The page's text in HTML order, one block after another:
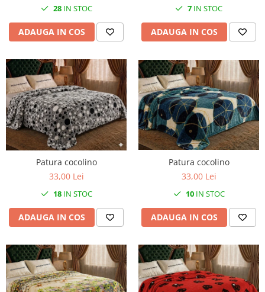
28IN STOC
ADAUGA IN COS
7 IN STOC
ADAUGA IN COS
Patura cocolino
33,00 Lei
18IN STOC
ADAUGA IN COS
Patura cocolino
33,00 Lei
10IN STOC
ADAUGA IN COS